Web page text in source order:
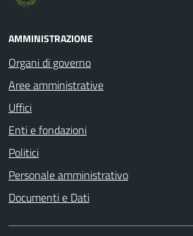
AMMINISTRAZIONE
Organi di governo
Aree amministrative
Uffici
Enti e fondazioni
Politici
Personale amministrativo
Documenti e Dati